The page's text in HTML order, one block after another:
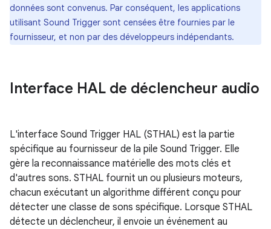
données sont convenus. Par conséquent, les applications
utilisant Sound Trigger sont censées être fournies par le
fournisseur, et non par des développeurs indépendants.
Interface HAL de déclencheur audio
L'interface Sound Trigger HAL (STHAL) est la partie
spécifique au fournisseur de la pile Sound Trigger. Elle
gère la reconnaissance matérielle des mots clés et
d'autres sons. STHAL fournit un ou plusieurs moteurs,
chacun exécutant un algorithme différent conçu pour
détecter une classe de sons spécifique. Lorsque STHAL
détecte un déclencheur, il envoie un événement au